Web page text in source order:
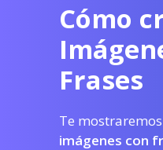
Cómo
Frases
Te mostraremos
imágenes con